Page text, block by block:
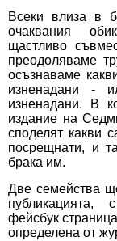
Всеки влиза в
очаквания
щастливо
преодоляваме
осъзнаваме
изненадани -
изненадани. В
издание на
споделят какви
посрещнати, и
брака им.
Две семейства
публикацията,
фейсбук
определена от